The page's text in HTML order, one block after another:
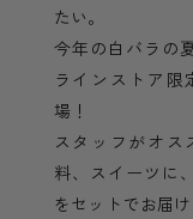
たい。
今年の白バラの
ラインストア
場！
スタッフがオス
料、スイーツに
をセットでお届け